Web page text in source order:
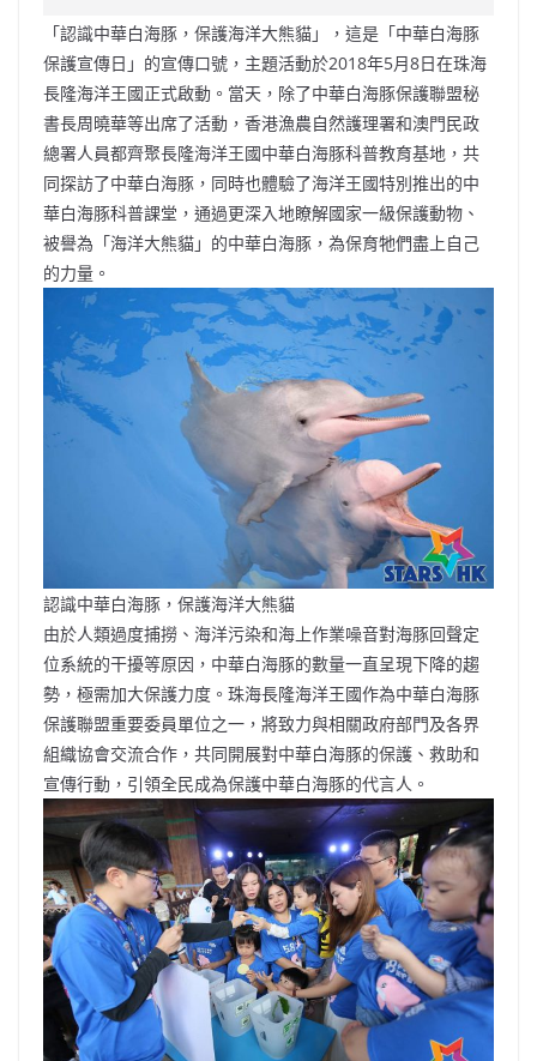
e
b
o
o
k
W
ei
b
o
s
A
p
p
h
at
er l y
Li
n
k
「認識中華白海豚，保護海洋大熊貓」，這是「中華白海豚
保護宣傳日」的宣傳口號，主題活動於2018年5月8日在珠海
長隆海洋王國正式啟動。當天，除了中華白海豚保護聯盟秘
書長周曉華等出席了活動，香港漁農自然護理署和澳門民政
總署人員都齊聚長隆海洋王國中華白海豚科普教育基地，共
同探訪了中華白海豚，同時也體驗了海洋王國特別推出的中
華白海豚科普課堂，通過更深入地瞭解國家一級保護動物、
被譽為「海洋大熊貓」的中華白海豚，為保育牠們盡上自己
的力量。
認識中華白海豚，保護海洋大熊貓
由於人類過度捕撈、海洋污染和海上作業噪音對海豚回聲定
位系統的干擾等原因，中華白海豚的數量一直呈現下降的趨
勢，極需加大保護力度。珠海長隆海洋王國作為中華白海豚
保護聯盟重要委員單位之一，將致力與相關政府部門及各界
組織協會交流合作，共同開展對中華白海豚的保護、救助和
宣傳行動，引領全民成為保護中華白海豚的代言人。